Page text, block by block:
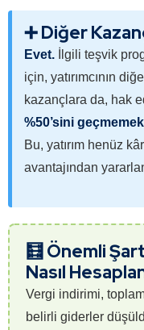
➕ Diğer
Evet. İlgili teşvik
için, yatırımcının
kazançlara da, hak
%50’sini
Bu, yatırım henüz
avantajından
🧮 Önemli
Nasıl
Vergi indirimi,
belirli giderler